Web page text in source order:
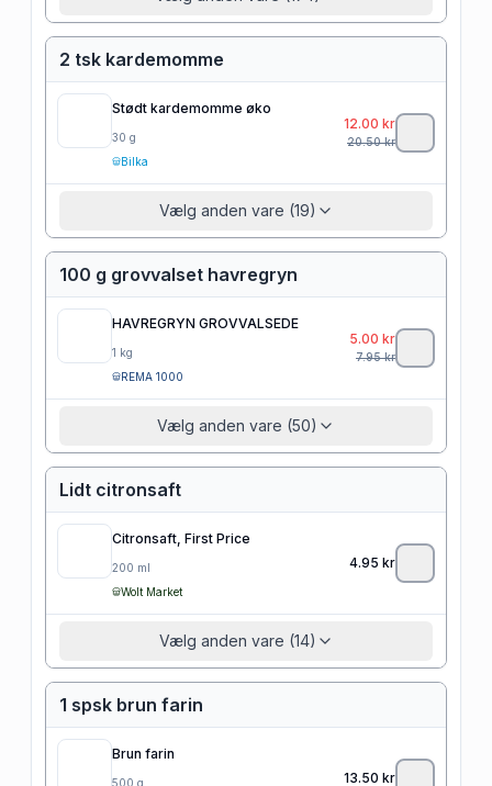
2 tsk kardemomme
Stødt kardemomme øko
30 g
Bilka
12.00 kr
20.50kr
Vælg anden vare (19)
100 g grovvalset havregryn
HAVREGRYN GROVVALSEDE
1 kg
REMA 1000
5.00 kr
7.95kr
Vælg anden vare (50)
Lidt citronsaft
Citronsaft, First Price
200 ml
Wolt Market
4.95 kr
Vælg anden vare (14)
1 spsk brun farin
Brun farin
500 g
13.50 kr